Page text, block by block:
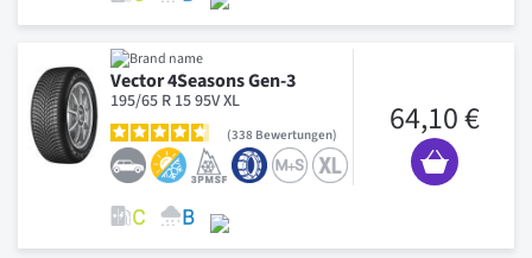
Vector 4Seasons Gen-3
195/65 R 15 95V XL
338 Bewertungen 64,10 €